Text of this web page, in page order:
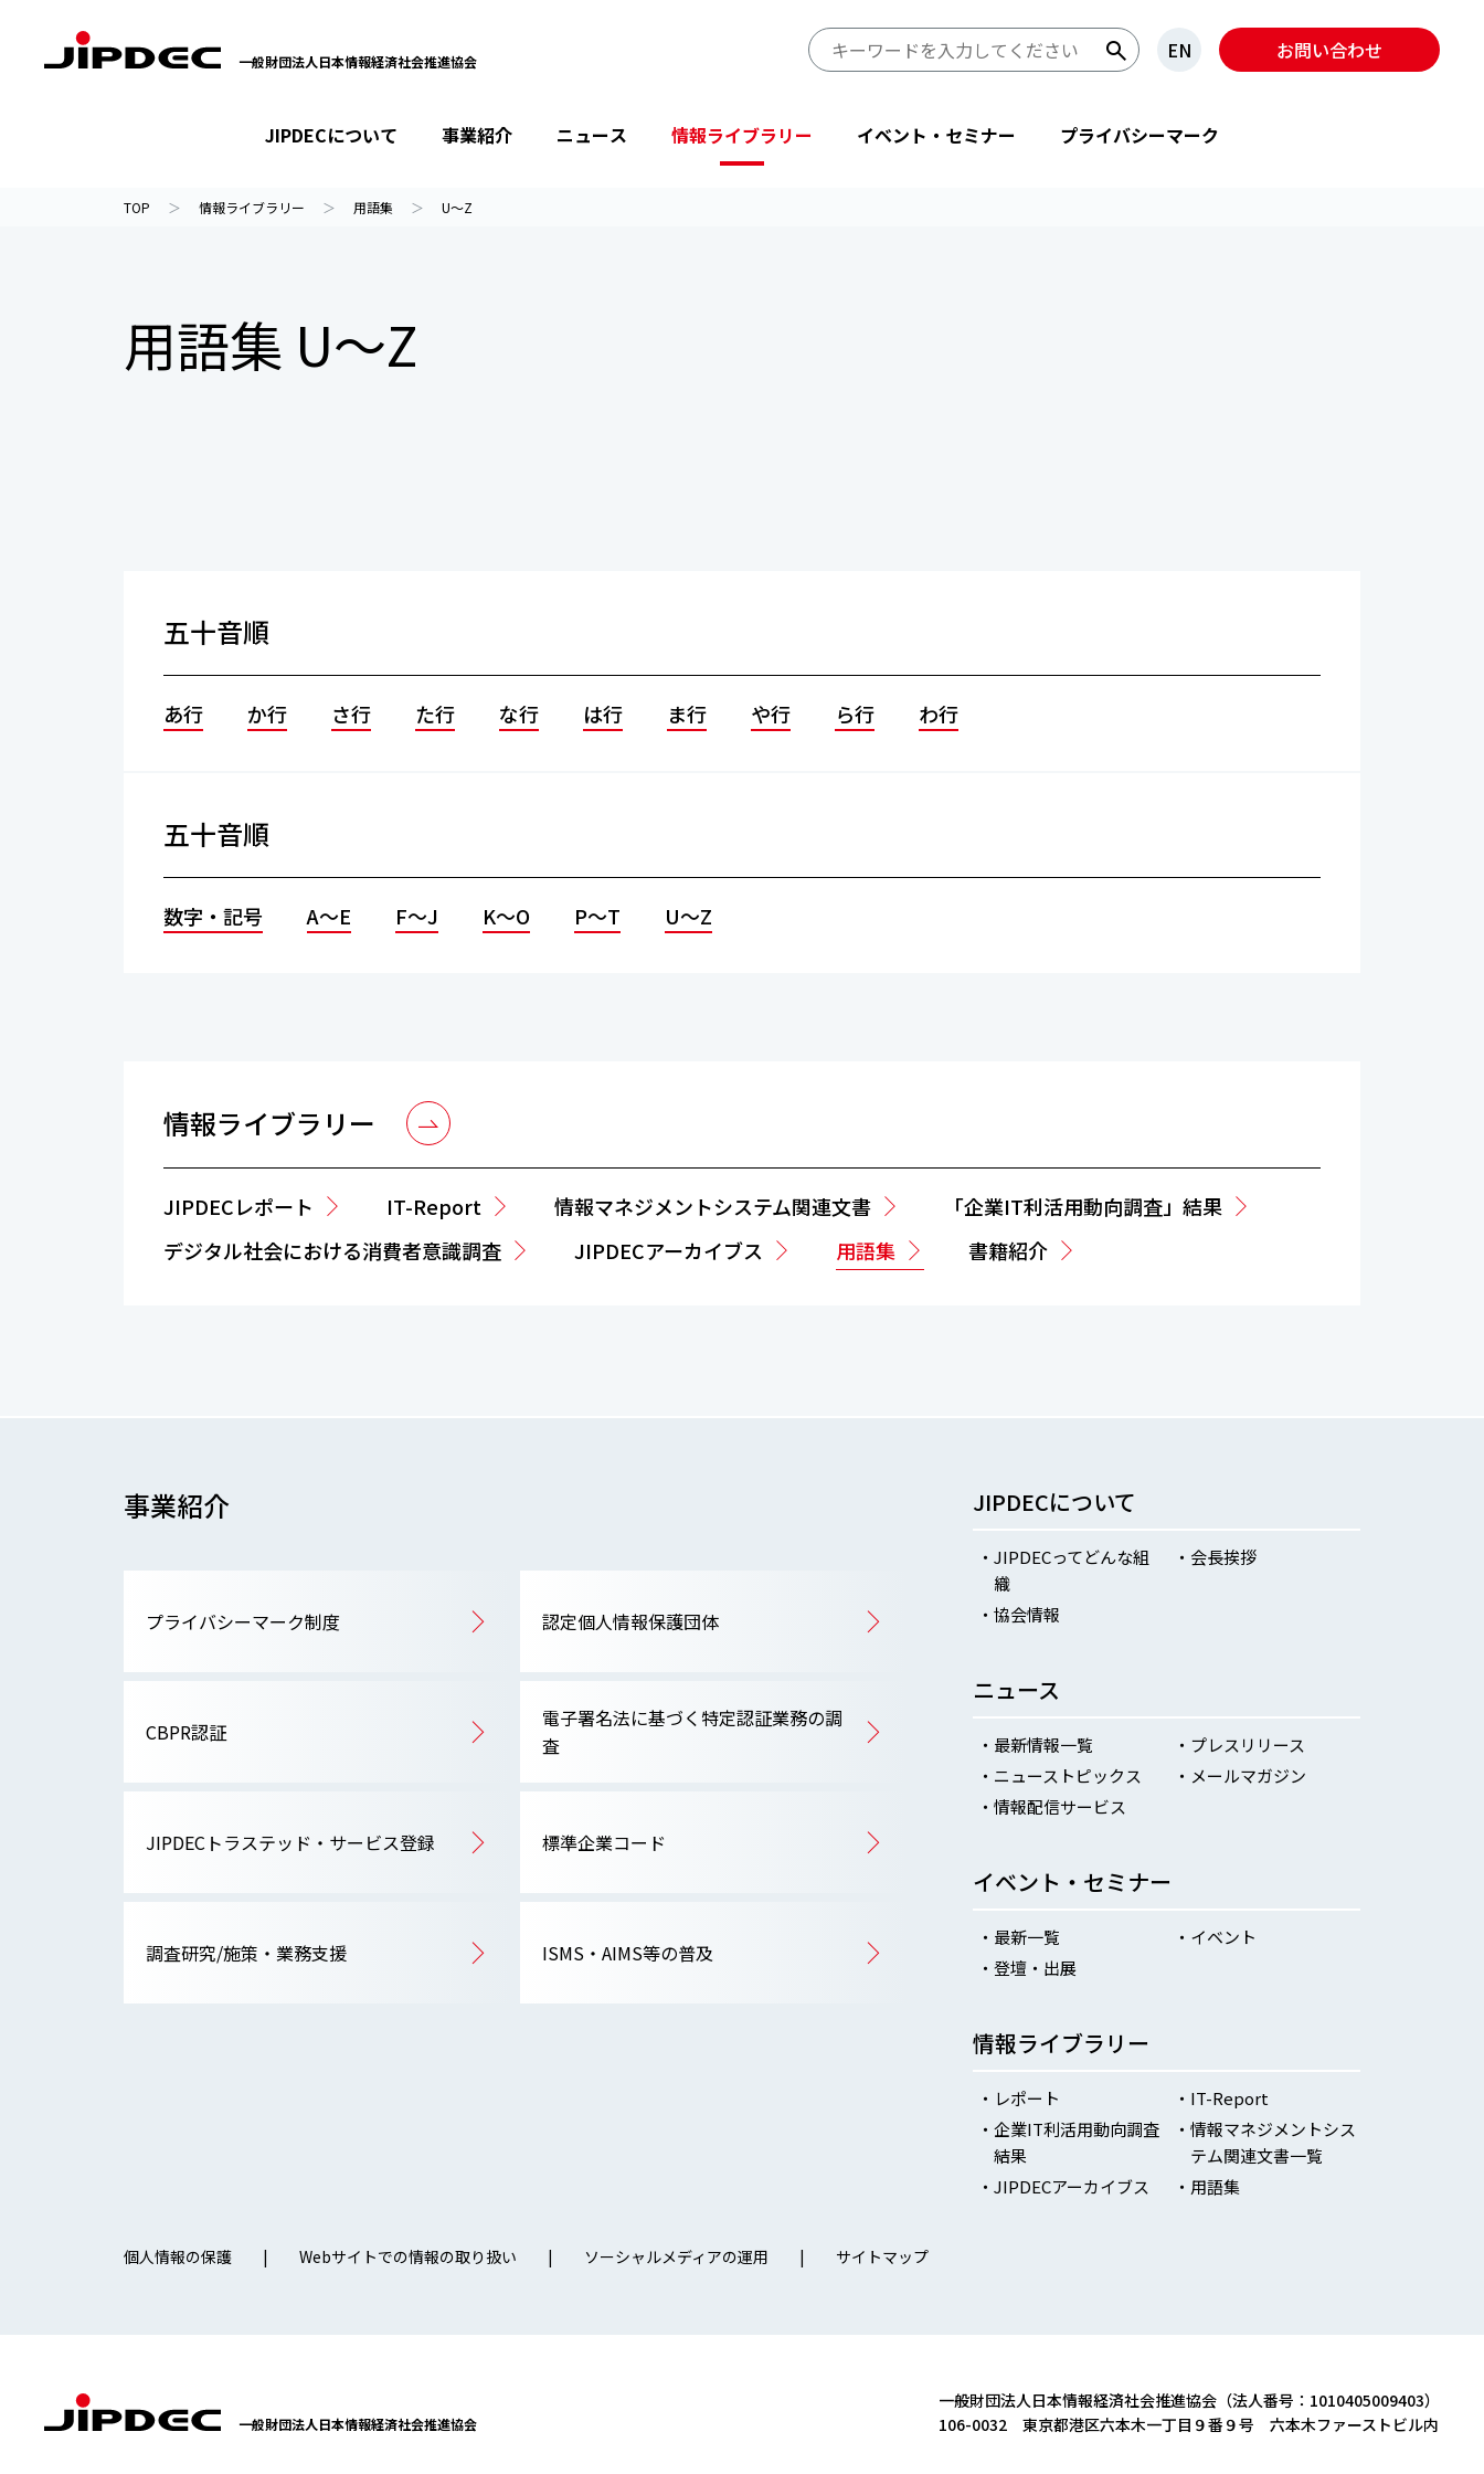
一般財団法人日本情報経済社会推進協会 EN お問い合わせ
JIPDECについて 事業紹介 ニュース 情報ライブラリー イベント・セミナー プライバシーマーク
TOP 情報ライブラリー 用語集 U～Z
用語集 U～Z
五十音順
あ行 か行 さ行 た行 な行 は行 ま行 や行 ら行 わ行
五十音順
数字・記号 A～E F～J K～O P～T U～Z
情報ライブラリー
JIPDECレポート IT-Report 情報マネジメントシステム関連文書
「企業IT利活用動向調査」結果
デジタル社会における消費者意識調査
JIPDECアーカイブス 用語集 書籍紹介
事業紹介
プライバシーマーク制度 認定個人情報保護団体
CBPR認証
電子署名法に基づく特定認証業務の調
査
JIPDECトラステッド・サービス登録 標準企業コード
調査研究/施策・業務支援 ISMS・AIMS等の普及
JIPDECについて
JIPDECってどんな組
織
会長挨拶
協会情報
ニュース
最新情報一覧
プレスリリース
ニューストピックス
メールマガジン
情報配信サービス
イベント・セミナー
最新一覧
イベント
登壇・出展
情報ライブラリー
レポート
IT-Report
企業IT利活用動向調査
結果
情報マネジメントシス
テム関連文書一覧
JIPDECアーカイブス
用語集
個人情報の保護 Webサイトでの情報の取り扱い ソーシャルメディアの運用 サイトマップ
一般財団法人日本情報経済社会推進協会
一般財団法人日本情報経済社会推進協会（法人番号：1010405009403）
106-0032 東京都港区六本木一丁目９番９号 六本木ファーストビル内